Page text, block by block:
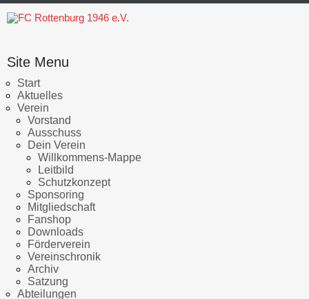
Site Menu
Start
Aktuelles
Verein
Vorstand
Ausschuss
Dein Verein
Willkommens-Mappe
Leitbild
Schutzkonzept
Sponsoring
Mitgliedschaft
Fanshop
Downloads
Förderverein
Vereinschronik
Archiv
Satzung
Abteilungen